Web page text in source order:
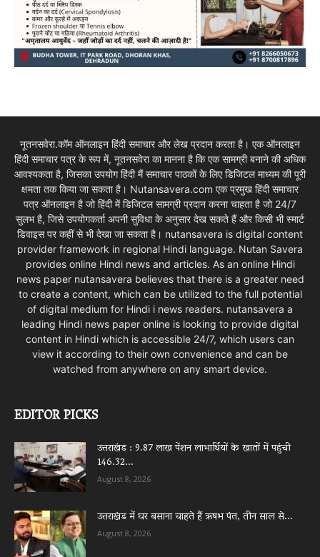
नूतनसवेरा.कॉम ऑनलाइन हिंदी समाचार और लेख प्रदान करता है। एक ऑनलाइन
हिंदी समाचार पत्र के रूप में, नूतनसवेरा का मानना है कि एक सामग्री बनाने की अधिक
आवश्यकता है, जिसका उपयोग हिंदी मैं समाचार पाठकों के लिए डिजिटल माध्यम की पूरी
क्षमता तक किया जा सकता है। Nutansavera.com एक प्रमुख हिंदी समाचार
पत्र ऑनलाइन है जो हिंदी में डिजिटल सामग्री प्रदान करना चाहता है जो 24/7
सुलभ है, जिसे उपयोगकर्ता अपनी सुविधा के अनुसार देख सकते हैं और किसी भी स्मार्ट
डिवाइस पर कहीं से भी देखा जा सकता है। nutansavera is digital content
provider framework in regional Hindi language. Nutan Savera
provides online Hindi news and articles. As an online Hindi
news paper nutansavera believes that there is a greater need
to create a content, which can be utilized to the full potential
of digital medium for Hindi i news readers. nutansavera a
leading Hindi news paper online is looking to provide digital
content in Hindi which is accessible 24/7, which users can
view it according to their own convenience and can be
watched from anywhere on any smart device.
EDITOR PICKS
उत्तराखंड : 9.87 लाख पेंशन लाभार्थियों के खातों में पहुंची
146.32...
August 8, 2026
उत्तराखंड में घर बसाना चाहते हैं ऋषभ पंत, तीन साल से...
August 8, 2026